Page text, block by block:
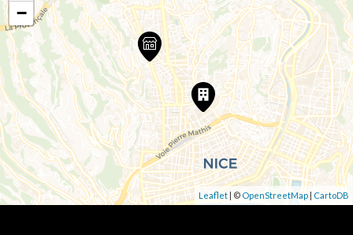
−
Leaflet| © OpenStreetMap | CartoDB